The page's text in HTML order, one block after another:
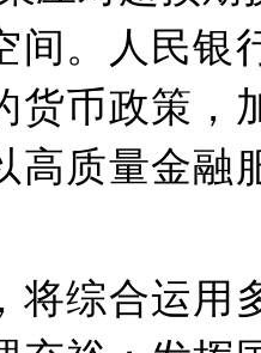
间。人民银
货币政策，
高质量金融
综合运用